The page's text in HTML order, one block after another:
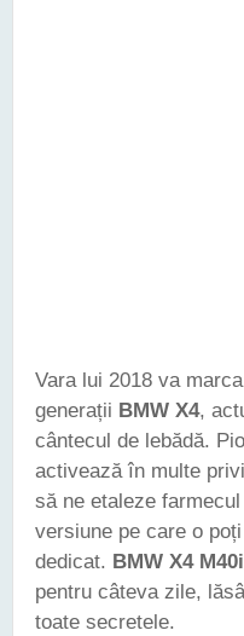
Vara lui 2018 va
generații BMW X4,
cântecul de lebădă.
activează în multe
să ne etaleze
versiune pe care o
dedicat. BMW X4 M40i
pentru câteva zile,
toate secretele.